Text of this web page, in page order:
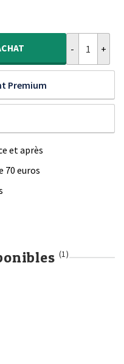
300,00 €.
156,95 €.
Premium
et après
70 euros
(1)